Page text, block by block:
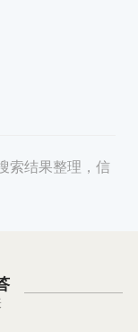
索结果整理，信